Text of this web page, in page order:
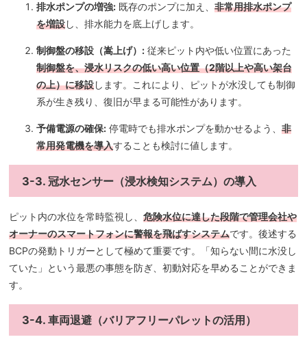
排水ポンプの増強: 既存のポンプに加え、非常用排水ポンプ
を増設し、排水能力を底上げします。
制御盤の移設（嵩上げ）: 従来ピット内や低い位置にあった
制御盤を、浸水リスクの低い高い位置（2階以上や高い架台
の上）に移設します。これにより、ピットが水没しても制御
系が生き残り、復旧が早まる可能性があります。
予備電源の確保: 停電時でも排水ポンプを動かせるよう、非
常用発電機を導入することも検討に値します。
3-3. 冠水センサー（浸水検知システム）の導入
ピット内の水位を常時監視し、危険水位に達した段階で管理会社や
オーナーのスマートフォンに警報を飛ばすシステムです。後述する
BCPの発動トリガーとして極めて重要です。「知らない間に水没し
ていた」という最悪の事態を防ぎ、初動対応を早めることができま
す。
3-4. 車両退避（バリアフリーパレットの活用）